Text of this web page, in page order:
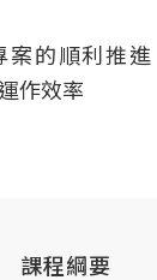
案的順利推
作效率
課程綱要